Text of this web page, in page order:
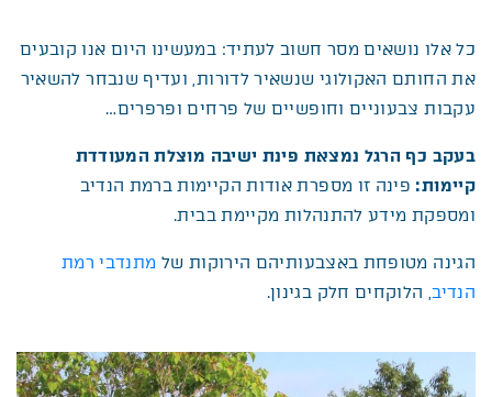
כל אלו נושאים מסר חשוב לעתיד: במעשינו היום אנו קובעים
את החותם האקולוגי שנשאיר לדורות, ועדיף שנבחר להשאיר
עקבות צבעוניים וחופשיים של פרחים ופרפרים…
בעקב כף הרגל נמצאת פינת ישיבה מוצלת המעודדת
קיימות: פינה זו מספרת אודות הקיימות ברמת הנדיב
ומספקת מידע להתנהלות מקיימת בבית.
הגינה מטופחת באצבעותיהם הירוקות של מתנדבי רמת
הנדיב, הלוקחים חלק בגינון.